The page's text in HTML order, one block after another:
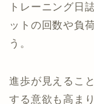
トレーニング日
ットの回数や負
う。
進歩が見えるこ
する意欲も高まり